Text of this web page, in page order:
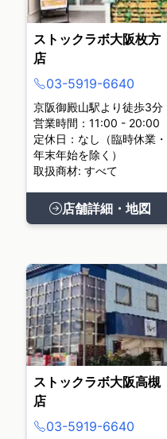
ストックラボ大阪枚方
店
03-5919-6640
京阪御殿山駅より徒歩3分
営業時間：11:00 - 20:00
定休日：なし（臨時休業・
年末年始を除く）
取扱商材: すべて
店舗詳細・地図
ストックラボ大阪高槻
店
03-5919-6640